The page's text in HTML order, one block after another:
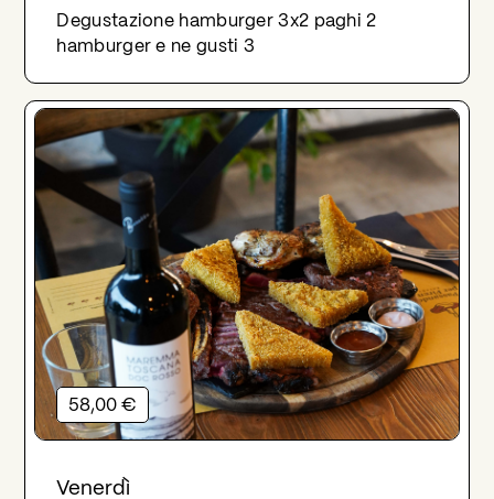
Degustazione hamburger 3x2 paghi 2
hamburger e ne gusti 3
58,00 €
Venerdì